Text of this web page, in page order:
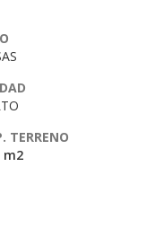
TERRENO
m2